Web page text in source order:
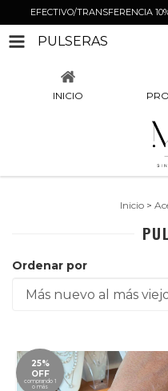
EFECTIVO/TRANSFERENCIA
PULSERAS
INICIO
Inicio >
Ordenar por
25%
OFF
comprando 1
o más